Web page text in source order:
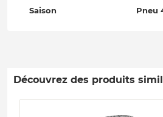
Saison Pneu
Découvrez des produits